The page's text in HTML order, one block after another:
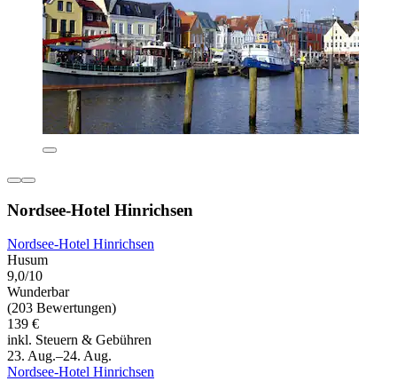
Nordsee-Hotel Hinrichsen
Nordsee-Hotel Hinrichsen
Husum
9,0/10
Wunderbar
(203 Bewertungen)
139 €
inkl. Steuern & Gebühren
23. Aug.–24. Aug.
Nordsee-Hotel Hinrichsen